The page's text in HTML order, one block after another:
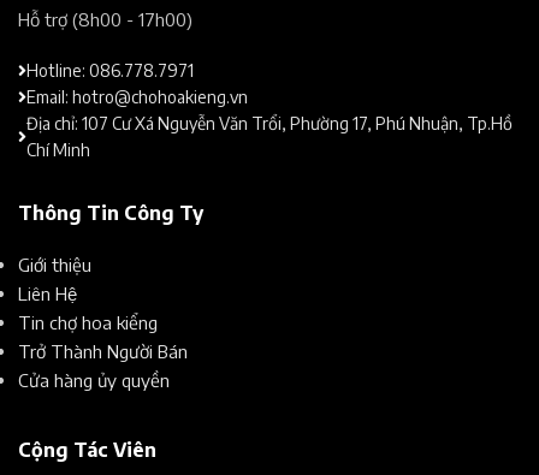
Hỗ trợ (8h00 - 17h00)​
Hotline: 086.778.7971
Email: hotro@chohoakieng.vn
Địa chỉ: 107 Cư Xá Nguyễn Văn Trổi, Phường 17, Phú Nhuận, Tp.Hồ
Chí Minh
Thông Tin Công Ty
Giới thiệu
Liên Hệ
Tin chợ hoa kiểng
Trở Thành Người Bán
Cửa hàng ủy quyền
Cộng Tác Viên